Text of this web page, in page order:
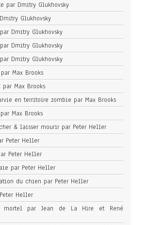
par Dmitry Glukhovsky
Glukhovsky
Dmitry Glukhovsky
Dmitry Glukhovsky
Dmitry Glukhovsky
Max Brooks
par Max Brooks
en territoire zombie par Max Brooks
Max Brooks
& laisser mourir par Peter Heller
Peter Heller
Peter Heller
par Peter Heller
du chien par Peter Heller
Heller
mortel par Jean de La Hire et René